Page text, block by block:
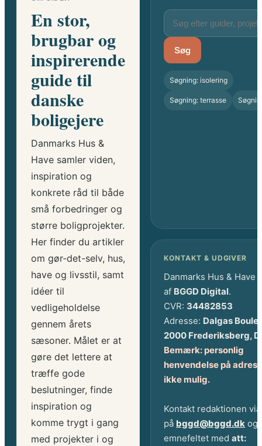
En stor,
brugbar og
inspirerende
guide til
danske
boligejere
Danmarks Hus &
Have samler viden,
inspiration og
konkrete råd til både
små forbedringer og
større boligprojekter.
Her finder du artikler
om gør-det-selv, hus,
have og livsstil, samt
idéer til
vedligeholdelse
gennem årets
sæsoner. Målet er at
gøre det lettere at
træffe gode
beslutninger, finde
inspiration og
komme trygt i gang
med projekter i og
Søg
Søgning: isolering
Søgning: terrasse
KONTAKT & UDGIVER
Danmarks Hus & Have
af BGGD Digital.
CVR: 34482853
Adresse: Dalgas
2000 Frederiksberg,
Bemærk: personlig
henvendelse på
ikke mulig.
Kontakt redaktionen
på bggd@bggd.dk og
emnefeltet med att: